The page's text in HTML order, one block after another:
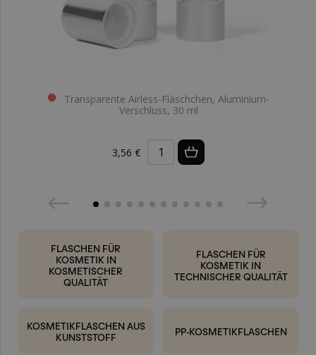
Transparente Airless-Fläschchen, Aluminium-
Verschluss, 30 ml
3,56 €
FLASCHEN FÜR
KOSMETIK IN
KOSMETISCHER
QUALITÄT
FLASCHEN FÜR
KOSMETIK IN
TECHNISCHER QUALITÄT
KOSMETIKFLASCHEN AUS
KUNSTSTOFF
PP-KOSMETIKFLASCHEN